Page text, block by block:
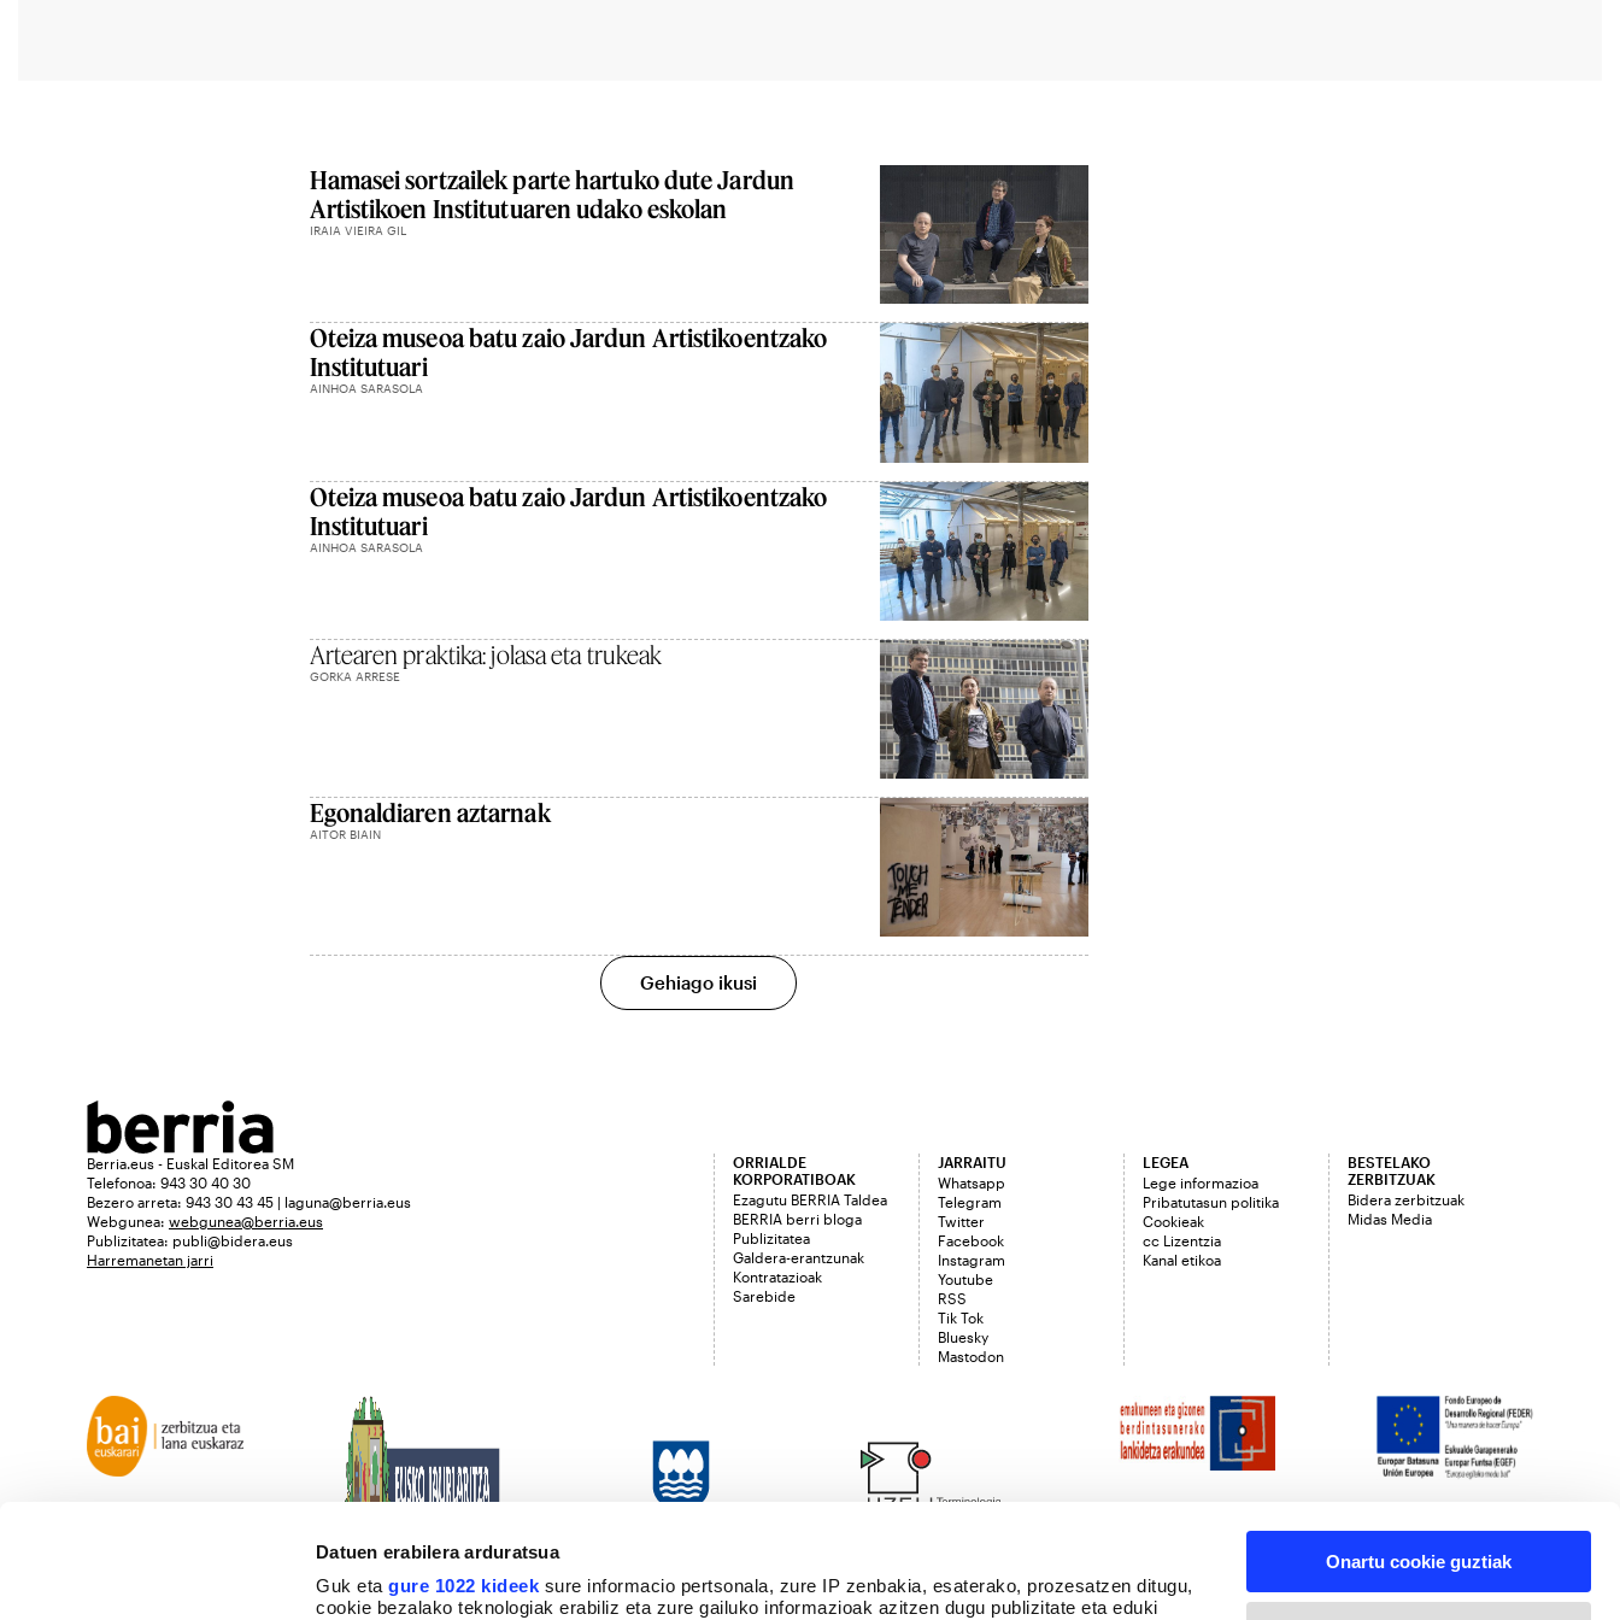
Datuen erabilera arduratsua
Guk etagure 1022 kideek sure informacio pertsonala, zure IP zenbakia, esaterako, prozesatzen ditugu,
cookie bezalako teknologiak erabiliz eta zure gailuko informazioak azitzen dugu publizitate eta eduki
Onartu cookie guztiak
Hamasei sortzailek parte hartuko dute Jardun
Artistikoen Institutuaren udako eskolan
IRAIA VIEIRA GIL
Oteiza museoa batu zaio Jardun Artistikoentzako
Institutuari
AINHOA SARASOLA
Oteiza museoa batu zaio Jardun Artistikoentzako
Institutuari
AINHOA SARASOLA
Artearen praktika: jolasa eta trukeak
GORKA ARRESE
Egonaldiaren aztarnak
AITOR BIAIN
Gehiago ikusi
Berria.eus - Euskal Editorea SM
Telefonoa: 943 30 40 30
Bezero arreta: 943 30 43 45 | laguna@berria.eus
Webgunea: webgunea@berria.eus
Publizitatea: publi@bidera.eus
Harremanetan jarri
ORRIALDE
KORPORATIBOAK
Ezagutu BERRIA Taldea
BERRIA berri bloga
Publizitatea
Galdera-erantzunak
Kontratazioak
Sarebide
JARRAITU
Whatsapp
Telegram
Twitter
Facebook
Instagram
Youtube
RSS
Tik Tok
Bluesky
Mastodon
LEGEA
Lege informazioa
Pribatutasun politika
Cookieak
cc Lizentzia
Kanal etikoa
BESTELAKO
ZERBITZUAK
Bidera zerbitzuak
Midas Media